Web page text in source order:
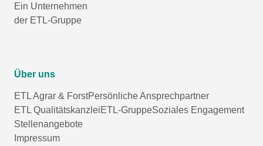
Ein Unternehmen
der ETL-Gruppe
Über uns
ETL Agrar & ForstPersönliche Ansprechpartner
ETL QualitätskanzleiETL-GruppeSoziales Engagement
Stellenangebote
Impressum